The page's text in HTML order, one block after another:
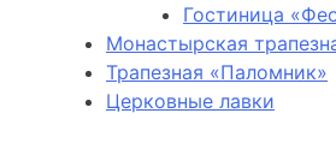
Гостиница
Монастырская
Трапезная «Паломник»
Церковные лавки